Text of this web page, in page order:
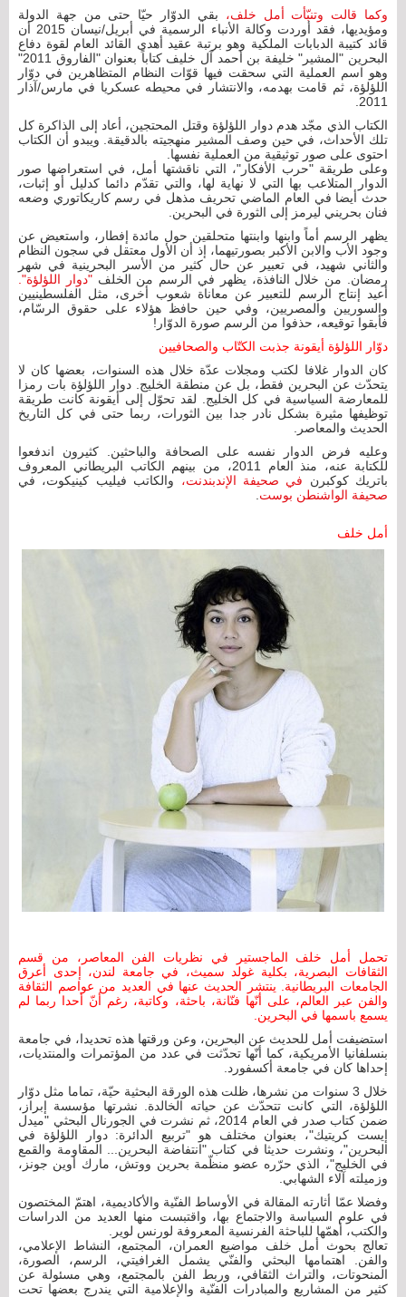
وكما قالت وتنبّأت أمل خلف، بقي الدوّار حيّا حتى من جهة الدولة
ومؤيديها، فقد أوردت وكالة الأنباء الرسمية في أبريل/نيسان 2015 أن
قائد كتيبة الدبابات الملكية وهو برتبة عقيد أهدى القائد العام لقوة دفاع
البحرين "المشير" خليفة بن أحمد آل خليف كتاباً بعنوان "الفاروق 2011"
وهو اسم العملية التي سحقت فيها قوّات النظام المتظاهرين في دوّار
اللؤلؤة، ثم قامت بهدمه، والانتشار في محيطه عسكريا في مارس/آذار
2011.
الكتاب الذي مجّد هدم دوار اللؤلؤة وقتل المحتجين، أعاد إلى الذاكرة كل
تلك الأحداث، في حين وصف المشير منهجيته بالدقيقة. ويبدو أن الكتاب
احتوى على صور توثيقية من العملية نفسها.
وعلى طريقة "حرب الأفكار"، التي ناقشتها أمل، في استعراضها صور
الدوار المتلاعب بها التي لا نهاية لها، والتي تقدّم دائما كدليل أو إثبات،
حدث أيضا في العام الماضي تحريف مذهل في رسم كاريكاتوري وضعه
فنان بحريني ليرمز إلى الثورة في البحرين.
يظهر الرسم أماً وابنها وابنتها متحلقين حول مائدة إفطار، واستعيض عن
وجود الأب والابن الأكبر بصورتيهما، إذ أن الأول معتقل في سجون النظام
والثاني شهيد، في تعبير عن حال كثير من الأسر البحرينية في شهر
رمضان. من خلال النافذة، يظهر في الرسم من الخلف "دوار اللؤلؤة".
أعيد إنتاج الرسم للتعبير عن معاناة شعوب أخرى، مثل الفلسطينيين
والسوريين والمصريين، وفي حين حافظ هؤلاء على حقوق الرسّام،
فأبقوا توقيعه، حذفوا من الرسم صورة الدوّار!
دوّار اللؤلؤة أيقونة جذبت الكتّاب والصحافيين
كان الدوار غلافا لكتب ومجلات عدّة خلال هذه السنوات، بعضها كان لا
يتحدّث عن البحرين فقط، بل عن منطقة الخليج. دوار اللؤلؤة بات رمزا
للمعارضة السياسية في كل الخليج. لقد تحوّل إلى أيقونة كانت طريقة
توظيفها مثيرة بشكل نادر جدا بين الثورات، ربما حتى في كل التاريخ
الحديث والمعاصر.
وعليه فرض الدوار نفسه على الصحافة والباحثين. كثيرون اندفعوا
للكتابة عنه، منذ العام 2011، من بينهم الكاتب البريطاني المعروف
باتريك كوكبرن في صحيفة الإندبندنت، والكاتب فيليب كينيكوت، في
صحيفة الواشنطن بوست.
أمل خلف
تحمل أمل خلف الماجستير في نظريات الفن المعاصر، من قسم
الثقافات البصرية، بكلية غولد سميث، في جامعة لندن، إحدى أعرق
الجامعات البريطانية. ينتشر الحديث عنها في العديد من عواصم الثقافة
والفن عبر العالم، على أنّها فنّانة، باحثة، وكاتبة، رغم أنّ أحدا ربما لم
يسمع باسمها في البحرين.
استضيفت أمل للحديث عن البحرين، وعن ورقتها هذه تحديدا، في جامعة
بنسلفانيا الأمريكية، كما أنّها تحدّثت في عدد من المؤتمرات والمنتديات،
إحداها كان في جامعة أكسفورد.
خلال 3 سنوات من نشرها، ظلت هذه الورقة البحثية حيّة، تماما مثل دوّار
اللؤلؤة، التي كانت تتحدّث عن حياته الخالدة. نشرتها مؤسسة إبراز،
ضمن كتاب صدر في العام 2014، ثم نشرت في الجورنال البحثي "ميدل
إيست كريتيك"، بعنوان مختلف هو "تربيع الدائرة: دوار اللؤلؤة في
البحرين"، ونشرت حديثا في كتاب "انتفاضة البحرين... المقاومة والقمع
في الخليج"، الذي حرّره عضو منظّمة بحرين ووتش، مارك أوين جونز،
وزميلته آلاء الشهابي.
وفضلا عمّا أثارته المقالة في الأوساط الفنّية والأكاديمية، اهتمّ المختصون
في علوم السياسة والاجتماع بها، واقتبست منها العديد من الدراسات
والكتب، أهمّها للباحثة الفرنسية المعروفة لورنس لوير.
تعالج بحوث أمل خلف مواضيع العمران، المجتمع، النشاط الإعلامي،
والفن. اهتمامها البحثي والفنّي يشمل الغرافيتي، الرسم، الصورة،
المنحوتات، والتراث الثقافي، وربط الفن بالمجتمع، وهي مسئولة عن
كثير من المشاريع والمبادرات الفنّية والإعلامية التي يندرج بعضها تحت